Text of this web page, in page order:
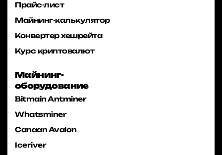
Прайс-лист
Майнинг-калькулятор
Конвертер хешрейта
Курс криптовалют
Майнинг-
оборудование
Bitmain Antminer
Whatsminer
Canaan Avalon
Iceriver